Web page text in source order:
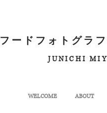
フードフォトグラ
JUNICHI
WELCOME ABOUT